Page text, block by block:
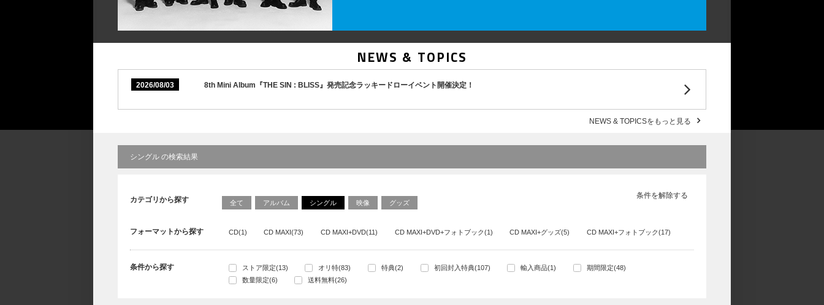
NEWS & TOPICS
2026/08/03 8th Mini Album『THE SIN : BLISS』発売記念ラッキードローイベント開催決定！
NEWS & TOPICSをもっと見る
シングル の検索結果
条件を解除する
カテゴリから探す 全て アルバム シングル 映像 グッズ
フォーマットから探す CD(1) CD MAXI(73) CD MAXI+DVD(11) CD MAXI+DVD+フォトブック(1) CD MAXI+グッズ(5) CD MAXI+フォトブック(17)
条件から探す ストア限定(13) オリ特(83) 特典(2) 初回封入特典(107) 輸入商品(1)
期間限定(48)
数量限定(6)
送料無料(26)